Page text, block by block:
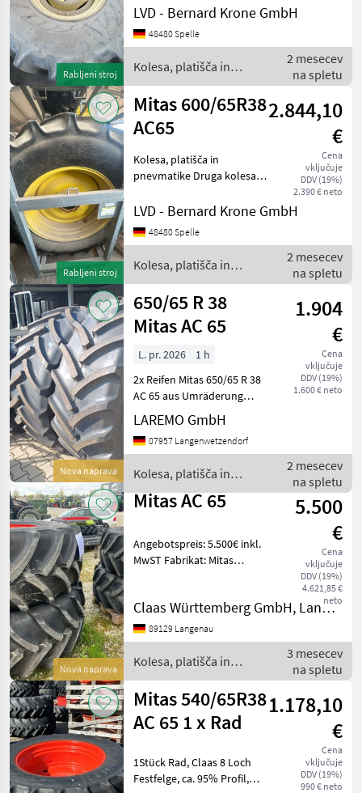
Rabljeni stroj
LVD - Bernard Krone GmbH
48480 Spelle
Kolesa, platišča in
pnevmatike / Mitas
2 mesecev
na spletu
Rabljeni stroj
Mitas 600/65R38
AC65
2.844,10
€
Cena
vključuje
DDV (19%)
2.390 € neto
Kolesa, platišča in
pnevmatike Druga kolesa,
LVD - Bernard Krone GmbH
48480 Spelle
Kolesa, platišča in
pnevmatike / Mitas
2 mesecev
na spletu
Nova naprava
650/65 R 38
Mitas AC 65
1.904
€
Cena
vključuje
DDV (19%)
1.600 € neto
L. pr. 2026
1 h
2x Reifen Mitas 650/65 R 38
AC 65 aus Umräderung
eines werksneuen Traktors.
Reifen waren noch nicht im
Einsatz. Herstellung 3.KW
A8 Preis
LAREMO GmbH
07957 Langenwetzendorf
Kolesa, platišča in
pnevmatike / Mitas
2 mesecev
na spletu
Nova naprava
Mitas AC 65
5.500
€
Cena
vključuje
DDV (19%)
4.621,85 €
neto
Angebotspreis: 5.500€ inkl.
MwST Fabrikat: Mitas
Standort: Langenau
Profiltiefe: 100% Gerne
können Sie zu einer
Claas Württemberg GmbH, Langenau
89129 Langenau
Kolesa, platišča in
pnevmatike / Mitas
3 mesecev
na spletu
Mitas 540/65R38
AC 65 1 x Rad
1.178,10
€
Cena
vključuje
DDV (19%)
990 € neto
1Stück Rad, Claas 8 Loch
Festfelge, ca. 95% Profil,